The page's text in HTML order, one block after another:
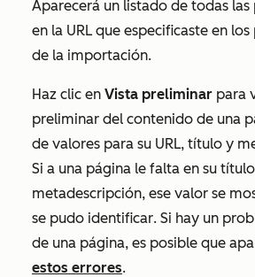
Aparecerá un listado de todas las
en la URL que especificaste en los
de la importación.
Haz clic en Vista preliminar para
preliminar del contenido de una
de valores para su URL, título y
Si a una página le falta en su
metadescripción, ese valor se
se pudo identificar. Si hay un
de una página, es posible que
estos errores.